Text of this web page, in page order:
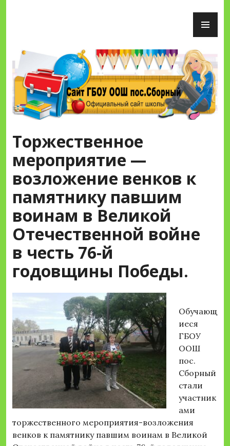
Сайт ГБОУ ООШ пос.Сборный
Торжественное
мероприятие —
возложение венков к
памятнику павшим
воинам в Великой
Отечественной войне
в честь 76-й
годовщины Победы.
Обучающ
иеся
ГБОУ
ООШ
пос.
Сборный
стали
участник
ами
торжественного мероприятия-возложения
венков к памятнику павшим воинам в Великой